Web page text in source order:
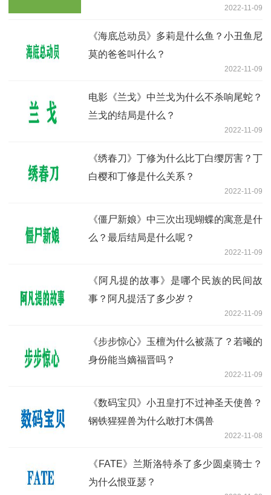
2022-11-09
《海底总动员》多莉是什么鱼？小丑鱼尼
莫的爸爸叫什么？
2022-11-09
电影《兰戈》中兰戈为什么不杀响尾蛇？
兰戈的结局是什么？
2022-11-09
《绣春刀》丁修为什么比丁白缨厉害？丁
白樱和丁修是什么关系？
2022-11-09
《僵尸新娘》中三次出现蝴蝶的寓意是什
么？最后结局是什么呢？
2022-11-09
《阿凡提的故事》是哪个民族的民间故
事？阿凡提活了多少岁？
2022-11-09
《步步惊心》玉檀为什么被蒸了？若曦的
身份能当嫡福晋吗？
2022-11-09
《数码宝贝》小丑皇打不过神圣天使兽？
钢铁猩猩兽为什么敢打木偶兽
2022-11-08
《FATE》兰斯洛特杀了多少圆桌骑士？
为什么恨亚瑟？